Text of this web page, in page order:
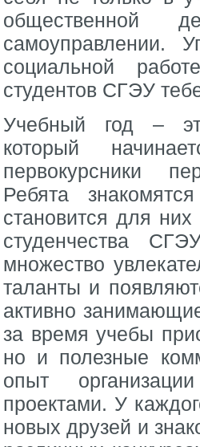
28 29 30
Все новости
общественной
самоуправлении.
социальной
студентов СГЭУ
Учебный год –
который
первокурсники
Ребята
становится для
студенчества
множество
таланты и
активно
за время учебы
но и полезные
опыт
проектами. У
новых друзей и